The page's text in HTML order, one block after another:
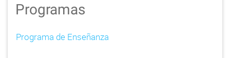
a
Programas
Programa de Enseñanza